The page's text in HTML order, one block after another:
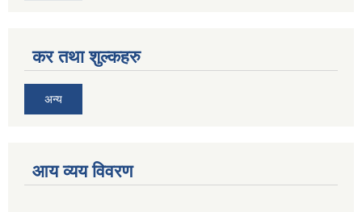
कर तथा शुल्कहरु
अन्य
आय व्यय विवरण